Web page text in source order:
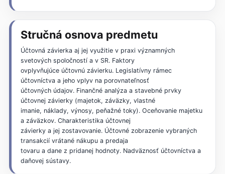
Stručná osnova predmetu
Účtovná závierka aj jej využitie v praxi významných
svetových spoločností a v SR. Faktory
ovplyvňujúce účtovnú závierku. Legislatívny rámec
účtovníctva a jeho vplyv na porovnateľnosť
účtovných údajov. Finančné analýza a stavebné prvky
účtovnej závierky (majetok, záväzky, vlastné
imanie, náklady, výnosy, peňažné toky). Oceňovanie majetku
a záväzkov. Charakteristika účtovnej
závierky a jej zostavovanie. Účtovné zobrazenie vybraných
transakcií vrátané nákupu a predaja
tovaru a dane z pridanej hodnoty. Nadväznosť účtovníctva a
daňovej sústavy.